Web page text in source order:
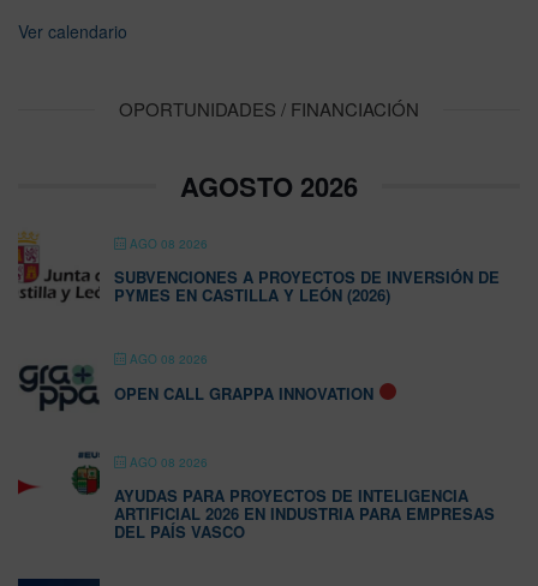
Ver calendario
OPORTUNIDADES / FINANCIACIÓN
AGOSTO 2026
AGO 08 2026
SUBVENCIONES A PROYECTOS DE INVERSIÓN DE
PYMES EN CASTILLA Y LEÓN (2026)
AGO 08 2026
OPEN CALL GRAPPA INNOVATION
AGO 08 2026
AYUDAS PARA PROYECTOS DE INTELIGENCIA
ARTIFICIAL 2026 EN INDUSTRIA PARA EMPRESAS
DEL PAÍS VASCO